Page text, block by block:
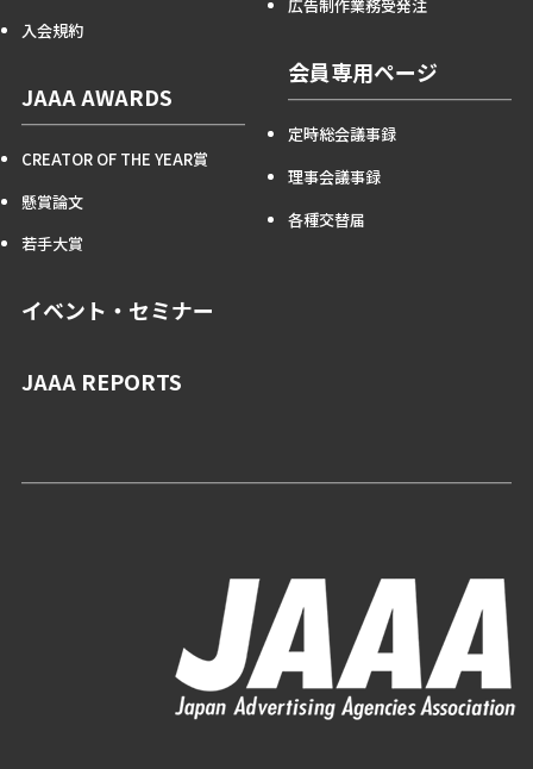
入会規約
JAAA AWARDS
CREATOR OF THE YEAR賞
懸賞論文
若手大賞
イベント・セミナー
JAAA REPORTS
広告制作業務受発注
会員専用ページ
定時総会議事録
理事会議事録
各種交替届